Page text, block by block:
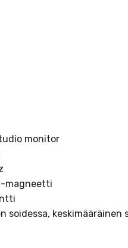
monitor
magneetti
soidessa, keskimääräinen